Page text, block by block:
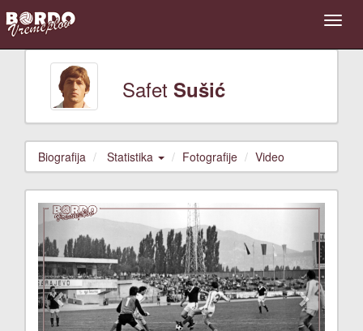
Safet Sušić
Biografija Statistika Fotografije Video
Previous Next